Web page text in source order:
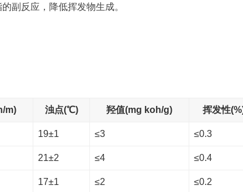
副反应，降低挥发物生成。
m) 浊点(℃) 羟值(mg koh/g) 挥发性
19±1 ≤3 ≤0.3
21±2 ≤4 ≤0.4
17±1 ≤2 ≤0.2